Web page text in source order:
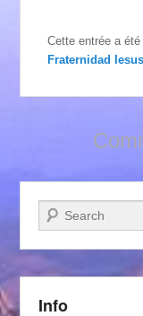
Cette entrée a
Fraternidad
Recherche
Info